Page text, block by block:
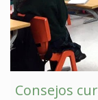
Consejos